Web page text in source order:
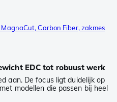
Carbon Fiber, zakmes
EDC tot robuust werk
aan. De focus ligt duidelijk op
modellen die passen bij heel